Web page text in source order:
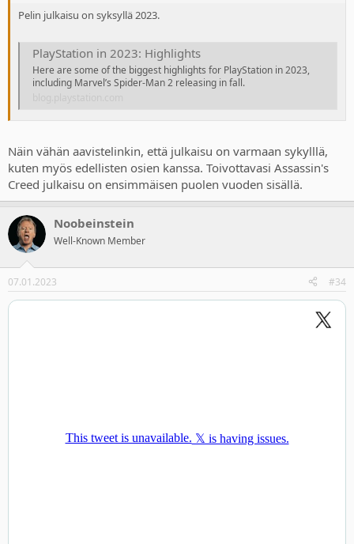
Pelin julkaisu on syksyllä 2023.
PlayStation in 2023: Highlights
Here are some of the biggest highlights for PlayStation in 2023,
including Marvel’s Spider-Man 2 releasing in fall.
Näin vähän aavistelinkin, että julkaisu on varmaan sykylllä,
kuten myös edellisten osien kanssa. Toivottavasi Assassin's
Creed julkaisu on ensimmäisen puolen vuoden sisällä.
Noobeinstein
Well-Known Member
07.01.2023 #34